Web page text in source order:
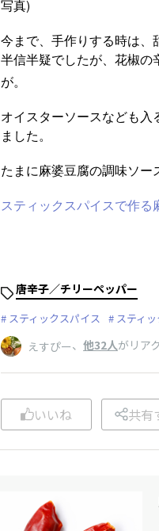
写真)
今まで、手作りする時は、
半信半疑でしたが、花椒
が。
オイスターソースなども
ました。
たまに麻婆豆腐の調味ソー
スティックスパイスで作る
唐辛子／チリーペッパー
スティックスパイス スティ
えすぴー、 他32人がリア
いいね 共有